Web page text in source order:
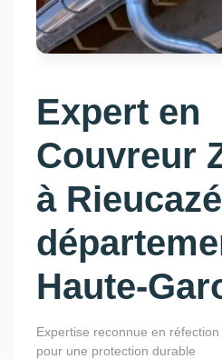
Expert en
Couvreur
à
Haute-
Expertise reconnue en
pour une protection durable